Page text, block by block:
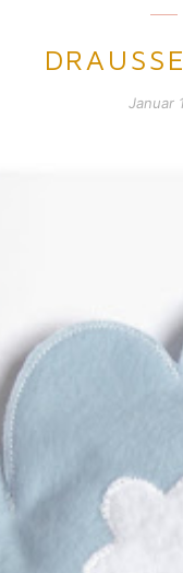
Januar